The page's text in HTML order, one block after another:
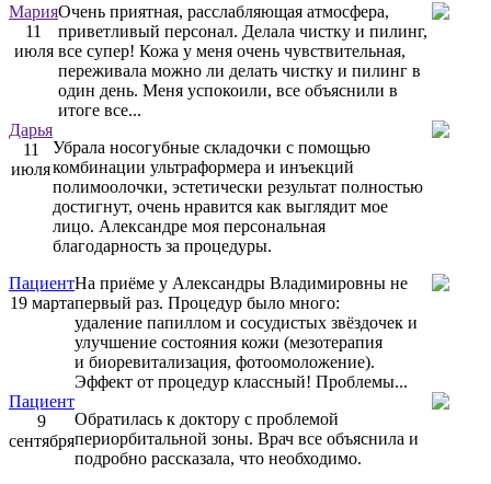
Мария
11
июля
Очень приятная, расслабляющая атмосфера,
приветливый персонал. Делала чистку и пилинг,
все супер! Кожа у меня очень чувствительная,
переживала можно ли делать чистку и пилинг в
один день. Меня успокоили, все объяснили в
итоге все...
Дарья
11
июля
Убрала носогубные складочки с помощью
комбинации ультраформера и инъекций
полимоолочки, эстетически результат полностью
достигнут, очень нравится как выглядит мое
лицо. Александре моя персональная
благодарность за процедуры.
Пациент
19 марта
На приёме у Александры Владимировны не
первый раз. Процедур было много:
удаление папиллом​ и сосудистых звёздочек и
улучшение состояния кожи (мезотерапия​
и биоревитализация​, фотоомоложение​).
Эффект от процедур классный! Проблемы...
Пациент
9
сентября
Обратилась к доктору с проблемой
периорбитальной зоны. Врач все объяснила и
подробно рассказала, что необходимо.